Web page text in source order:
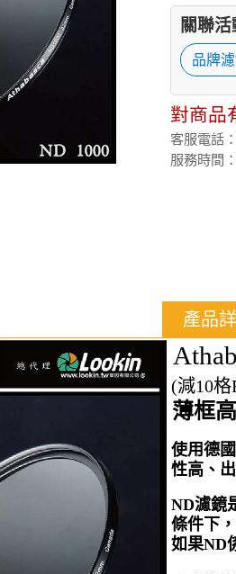
關聯
品牌
對商品
客服電話
服務時間
產品
(減10格
薄框
使用德
性高、
ND濾鏡
條件下
如果ND